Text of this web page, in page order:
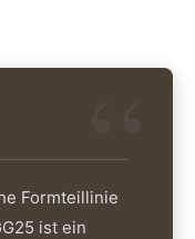
Formteillinie
ist ein